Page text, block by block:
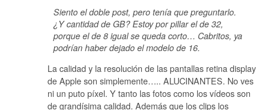
Siento el doble post, pero tenía que preguntarlo.
¿Y cantidad de GB? Estoy por pillar el de 32,
porque el de 8 igual se queda corto… Cabritos, ya
podrían haber dejado el modelo de 16.
La calidad y la resolución de las pantallas retina display
de Apple son simplemente….. ALUCINANTES. No ves
ni un puto píxel. Y tanto las fotos como los vídeos son
de grandísima calidad. Además que los clips los